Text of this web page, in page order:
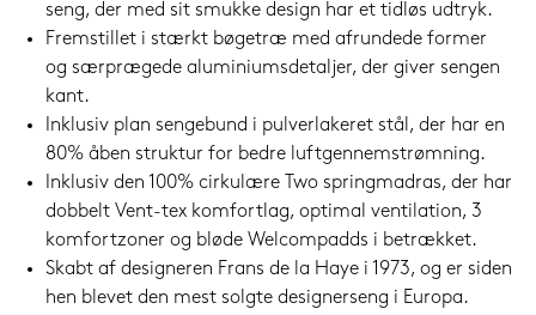
seng, der med sit smukke design har et tidløs udtryk.
Fremstillet i stærkt bøgetræ med afrundede former
og særprægede aluminiumsdetaljer, der giver sengen
kant.
Inklusiv plan sengebund i pulverlakeret stål, der har en
80% åben struktur for bedre luftgennemstrømning.
Inklusiv den 100% cirkulære Two springmadras, der har
dobbelt Vent-tex komfortlag, optimal ventilation, 3
komfortzoner og bløde Welcompadds i betrækket.
Skabt af designeren Frans de la Haye i 1973, og er siden
hen blevet den mest solgte designerseng i Europa.